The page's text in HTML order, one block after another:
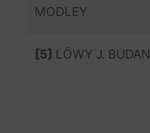
MODLEY
[5] LÖWY J. BUDAN